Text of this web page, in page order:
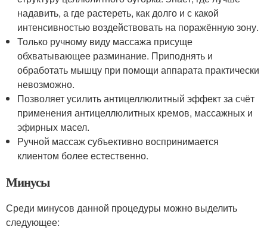
надавить, а где растереть, как долго и с какой
интенсивностью воздействовать на поражённую зону.
Только ручному виду массажа присуще
обхватывающее разминание. Приподнять и
обработать мышцу при помощи аппарата практически
невозможно.
Позволяет усилить антицеллюлитный эффект за счёт
применения антицеллюлитных кремов, массажных и
эфирных масел.
Ручной массаж субъективно воспринимается
клиентом более естественно.
Минусы
Среди минусов данной процедуры можно выделить
следующее: